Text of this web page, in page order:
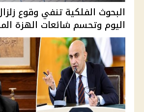
البحوث الفلكية تنفي وقوع
اليوم وتحسم شائعات الهزة